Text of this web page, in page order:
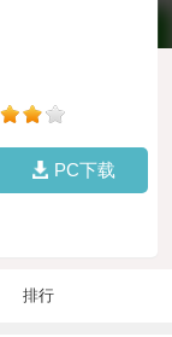
PC下载
排行